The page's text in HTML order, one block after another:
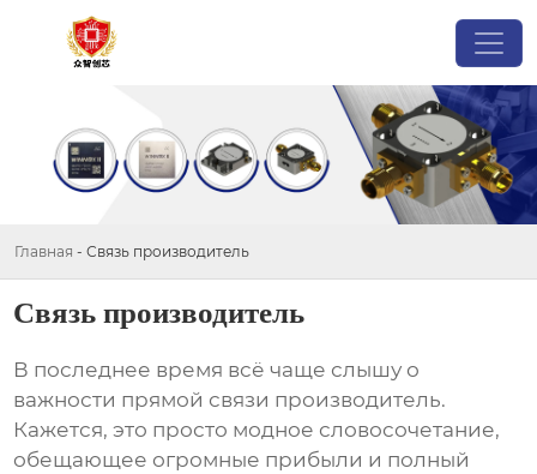
Главная - Связь производитель
Связь производитель
В последнее время всё чаще слышу о
важности прямой связи производитель.
Кажется, это просто модное словосочетание,
обещающее огромные прибыли и полный